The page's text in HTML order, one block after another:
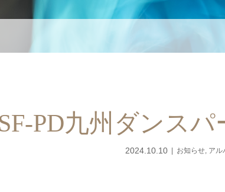
PD九州ダンス
2024.10.10 お知らせ, アル